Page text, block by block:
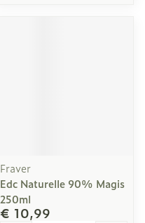
Fraver
Edc Naturelle 90% Magis
250ml
€ 10,99